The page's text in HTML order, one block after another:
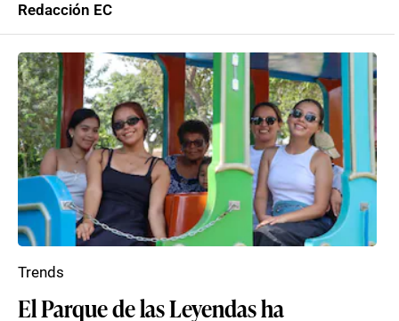
Redacción EC
El Parque de las Leyendas ha
Trends